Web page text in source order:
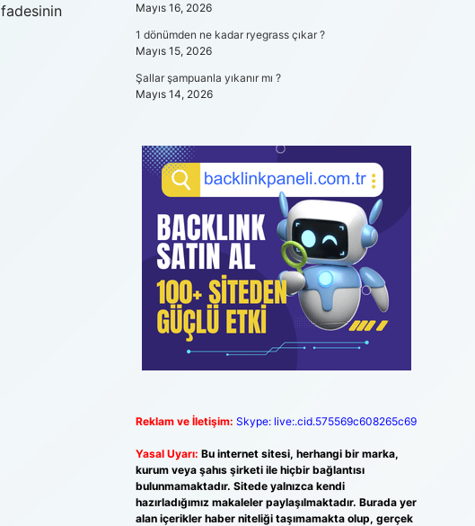
Mayıs 16, 2026
1 dönümden ne kadar ryegrass çıkar ?
Mayıs 15, 2026
Şallar şampuanla yıkanır mı ?
Mayıs 14, 2026
Reklam ve İletişim: Skype: live:.cid.575569c608265c69
Yasal Uyarı: Bu internet sitesi, herhangi bir marka,
kurum veya şahıs şirketi ile hiçbir bağlantısı
bulunmamaktadır. Sitede yalnızca kendi
hazırladığımız makaleler paylaşılmaktadır. Burada yer
alan içerikler haber niteliği taşımamakta olup, gerçek